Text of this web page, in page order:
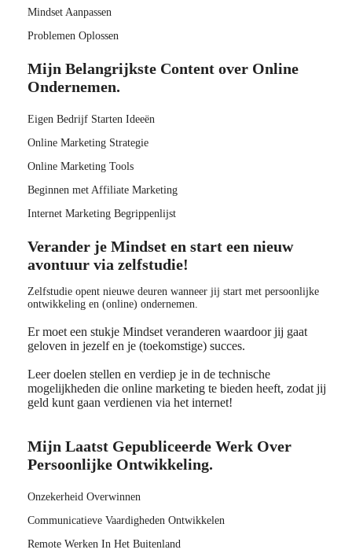
Mindset Aanpassen
Problemen Oplossen
Mijn Belangrijkste Content over Online
Ondernemen.
Eigen Bedrijf Starten Ideeën
Online Marketing Strategie
Online Marketing Tools
Beginnen met Affiliate Marketing
Internet Marketing Begrippenlijst
Verander je Mindset en start een nieuw
avontuur via zelfstudie!
Zelfstudie opent nieuwe deuren wanneer jij start met persoonlijke
ontwikkeling en (online) ondernemen.
Er moet een stukje Mindset veranderen waardoor jij gaat
geloven in jezelf en je (toekomstige) succes.
Leer doelen stellen en verdiep je in de technische
mogelijkheden die online marketing te bieden heeft, zodat jij
geld kunt gaan verdienen via het internet!
Mijn Laatst Gepubliceerde Werk Over
Persoonlijke Ontwikkeling.
Onzekerheid Overwinnen
Communicatieve Vaardigheden Ontwikkelen
Remote Werken In Het Buitenland